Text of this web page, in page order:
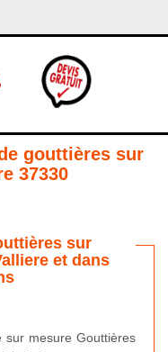
gouttières sur
37330
sur
et dans
sur mesure Gouttières